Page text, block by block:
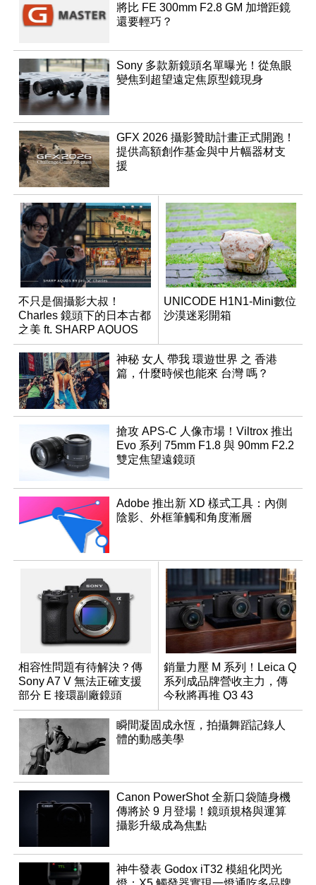
將比 FE 300mm F2.8 GM 加增距鏡
還要輕巧？
Sony 多款新鏡頭名單曝光！從魚眼
變焦到超望遠定焦原型鏡現身
GFX 2026 攝影贊助計畫正式開跑！
提供高額創作基金與中片幅器材支
援
不只是個攝影大叔！
Charles 鏡頭下的日本古都
之美 ft. SHARP AQUOS
R9 pro
UNICODE H1N1-Mini數位
沙漠迷彩開箱
神秘 女人 帶我 環遊世界 之 香港
篇，什麼時候也能來 台灣 嗎？
搶攻 APS-C 人像市場！Viltrox 推出
Evo 系列 75mm F1.8 與 90mm F2.2
雙定焦望遠鏡頭
Adobe 推出新 XD 樣式工具：內側
陰影、外框筆觸和角度漸層
相容性問題有待解決？傳
Sony A7 V 無法正確支援
部分 E 接環副廠鏡頭
銷量力壓 M 系列！Leica Q
系列成品牌營收主力，傳
今秋將再推 Q3 43
Monochrom
瞬間凝固成永恆，拍攝舞蹈記錄人
體的動感美學
Canon PowerShot 全新口袋隨身機
傳將於 9 月登場！鏡頭規格與運算
攝影升級成為焦點
神牛發表 Godox iT32 模組化閃光